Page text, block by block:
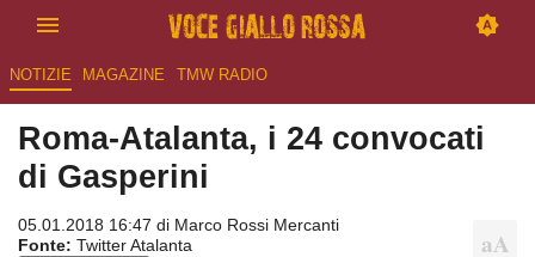
NOTIZIE MAGAZINE TMW RADIO
Roma-Atalanta, i 24 convocati
di Gasperini
05.01.2018 16:47 di Marco Rossi Mercanti
Fonte: Twitter Atalanta